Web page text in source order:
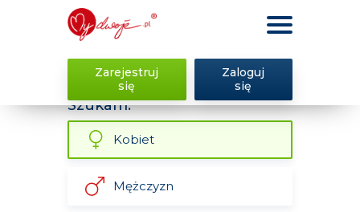
Zarejestruj
się
Zaloguj
się
Szukam:
Kobiet
Mężczyzn